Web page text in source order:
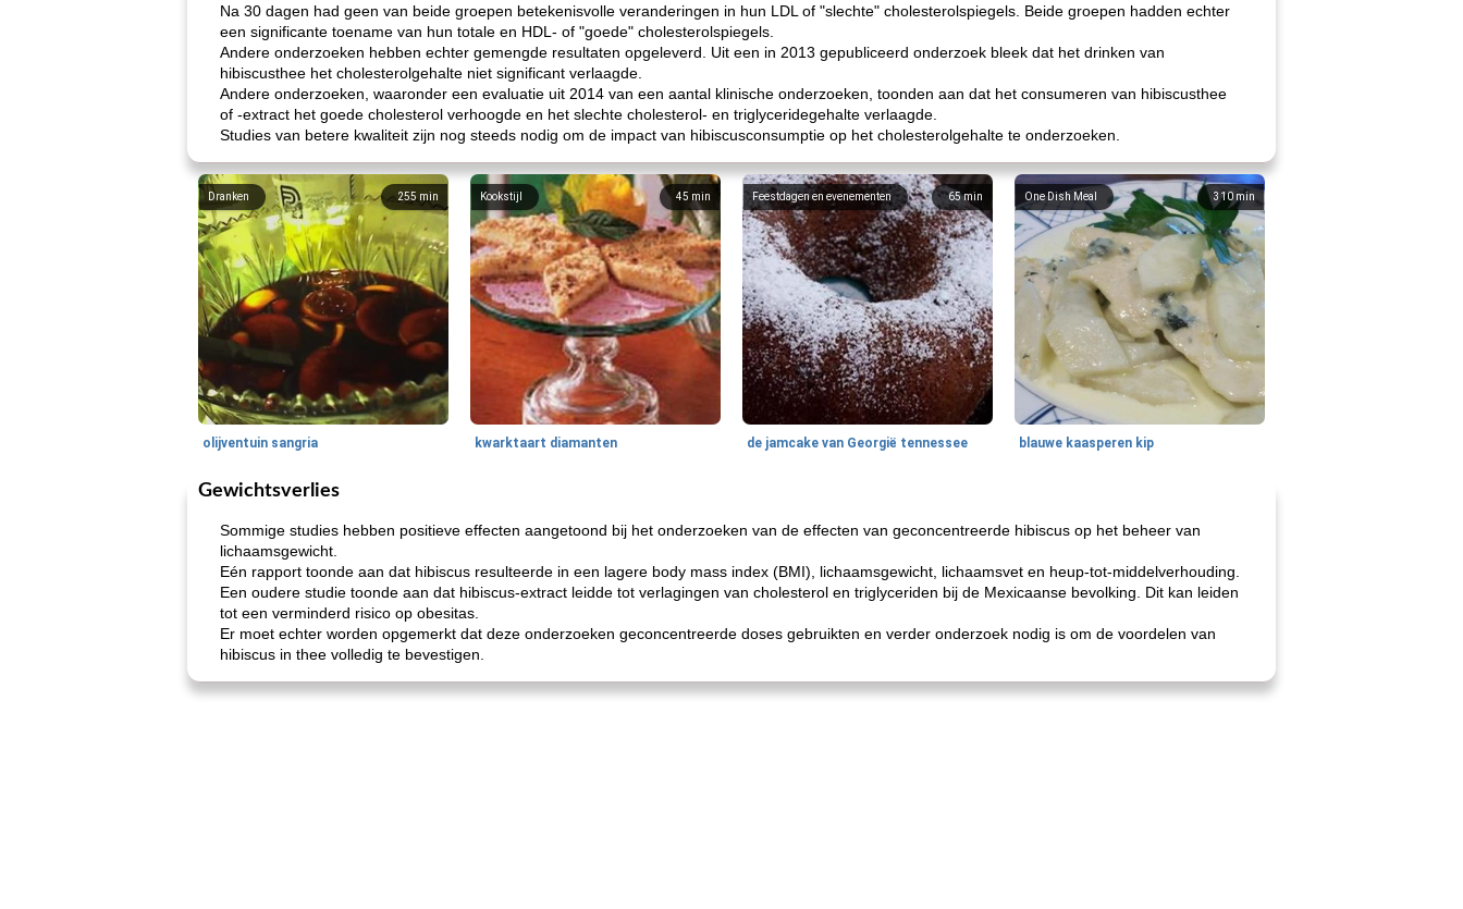
Na 30 dagen had geen van beide groepen betekenisvolle veranderingen in hun LDL of "slechte" cholesterolspiegels. Beide groepen hadden echter
een significante toename van hun totale en HDL- of "goede" cholesterolspiegels.
Andere onderzoeken hebben echter gemengde resultaten opgeleverd. Uit een in 2013 gepubliceerd onderzoek bleek dat het drinken van
hibiscusthee het cholesterolgehalte niet significant verlaagde.
Andere onderzoeken, waaronder een evaluatie uit 2014 van een aantal klinische onderzoeken, toonden aan dat het consumeren van hibiscusthee
of -extract het goede cholesterol verhoogde en het slechte cholesterol- en triglyceridegehalte verlaagde.
Studies van betere kwaliteit zijn nog steeds nodig om de impact van hibiscusconsumptie op het cholesterolgehalte te onderzoeken.
255 min
Dranken
olijventuin sangria
45 min
Kookstijl
kwarktaart diamanten
65min
Feestdagen en evenementen
de jamcake van Georgië tennessee
310 min
One Dish Meal
blauwe kaasperen kip
Gewichtsverlies
Sommige studies hebben positieve effecten aangetoond bij het onderzoeken van de effecten van geconcentreerde hibiscus op het beheer van
lichaamsgewicht.
Eén rapport toonde aan dat hibiscus resulteerde in een lagere body mass index (BMI), lichaamsgewicht, lichaamsvet en heup-tot-middelverhouding.
Een oudere studie toonde aan dat hibiscus-extract leidde tot verlagingen van cholesterol en triglyceriden bij de Mexicaanse bevolking. Dit kan leiden
tot een verminderd risico op obesitas.
Er moet echter worden opgemerkt dat deze onderzoeken geconcentreerde doses gebruikten en verder onderzoek nodig is om de voordelen van
hibiscus in thee volledig te bevestigen.